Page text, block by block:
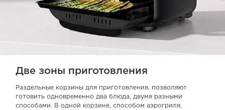
Две зоны приготовления
Раздельные корзины для приготовления, позволяют
готовить одновременно два блюда, двумя разными
способами. В одной корзине, способом аэрогриля,